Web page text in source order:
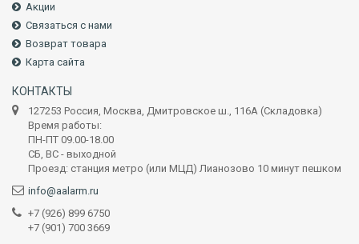
Акции
Связаться с нами
Возврат товара
Карта сайта
КОНТАКТЫ
127253 Россия, Москва, Дмитровское ш., 116А (Складовка)
Время работы:
ПН-ПТ 09.00-18.00
СБ, ВС - выходной
Проезд: станция метро (или МЦД) Лианозово 10 минут пешком
info@aalarm.ru
+7 (926) 899 6750
+7 (901) 700 3669